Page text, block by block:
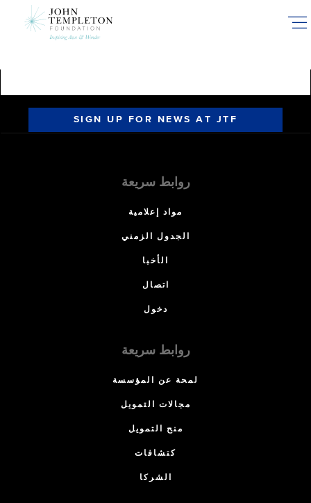
SIGN UP FOR NEWS AT JTF
روابط سريعة
مواد إعلامية
الجدول الزمني
الأخبا
اتصال
دخول
روابط سريعة
لمحة عن المؤسسة
مجالات التمويل
منح التمويل
كتشافات
الشركا